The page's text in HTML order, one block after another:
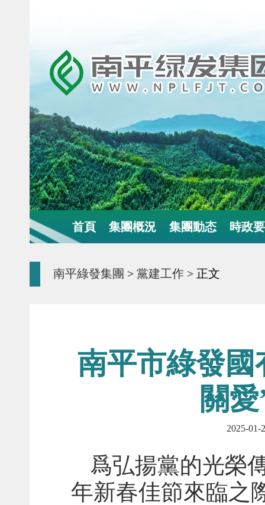
首頁 集團概況 集團動态 時政
南平綠發集團 > 黨建工作 > 正文
南平市綠發國
關
2025-
爲弘揚黨的光榮
年新春佳節來臨之